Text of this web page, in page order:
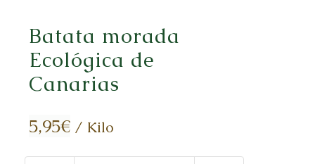
Batata morada
Ecológica de
Canarias
5,95€ / Kilo